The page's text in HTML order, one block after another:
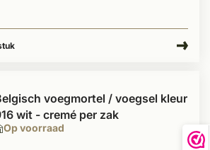
Op voorraad
voegmortel / voegsel kleur
wit - cremé per zak